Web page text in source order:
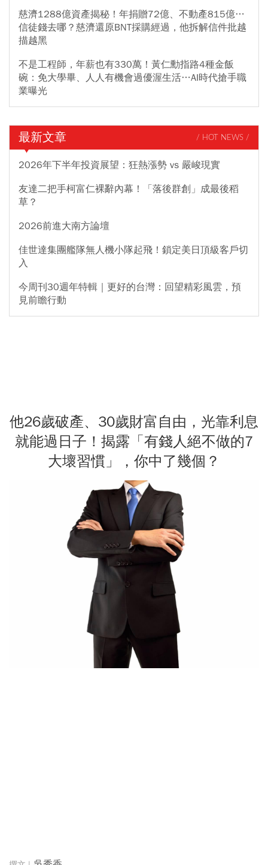
慈濟1288億資產揭秘！年捐贈72億、不動產815億…
信徒錢去哪？慈濟還原BNT採購經過，他拆解信件批越
描越黑
不是工程師，年薪也有330萬！黃仁勳指路4種金飯
碗：免大學畢、人人有機會過優渥生活…AI時代搶手職
業曝光
最新文章 / HOT NEWS /
2026年下半年投資展望：狂熱漲勢 vs 嚴峻現實
友達二把手柯富仁裸辭內幕！「落後群創」成最後稻
草？
2026前進大南方論壇
佳世達集團艦隊無人機小隊起飛！鎖定美日頂級客戶切
入
今周刊30週年特輯｜更好的台灣：回望精彩風雲，預
見前瞻行動
他26歲破產、30歲財富自由，光靠利息
就能過日子！揭露「有錢人絕不做的7
大壞習慣」，你中了幾個？